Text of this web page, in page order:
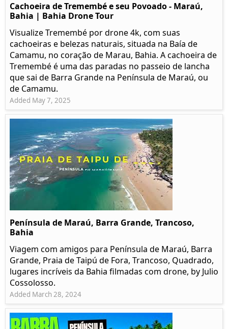
Cachoeira de Tremembé e seu Povoado - Maraú,
Bahia | Bahia Drone Tour
Visualize Tremembé por drone 4k, com suas
cachoeiras e belezas naturais, situada na Baía de
Camamu, no coração de Marau, Bahia. A cachoeira de
Tremembé é uma das paradas no passeio de lancha
que sai de Barra Grande na Península de Maraú, ou
de Camamu.
Added May 7, 2025
Península de Maraú, Barra Grande, Trancoso,
Bahia
Viagem com amigos para Península de Maraú, Barra
Grande, Praia de Taipú de Fora, Trancoso, Quadrado,
lugares incríveis da Bahia filmadas com drone, by Julio
Cossolosso.
Added March 28, 2024